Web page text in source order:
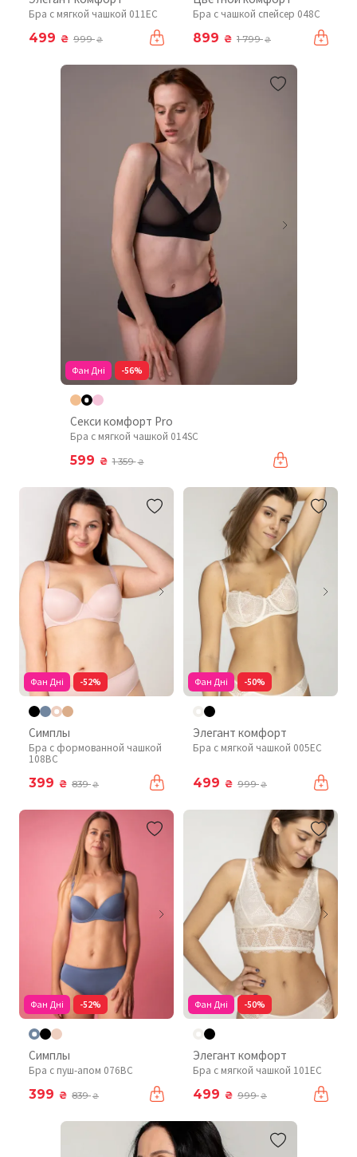
Бра с мягкой чашкой 011EC
499 ₴ 999₴
Бра с чашкой спейсер 048С
899 ₴ 1 799₴
Фан Дні -56%
Секси комфорт Pro
Бра с мягкой чашкой 014SC
599 ₴ 1 359₴
Фан Дні -52%
Симплы
Бра с формованной чашкой
108BC
399 ₴ 839₴
Фан Дні -50%
Элегант комфорт
Бра с мягкой чашкой 005EC
499 ₴ 999₴
Фан Дні -52%
Симплы
Бра с пуш-апом 076BC
399 ₴ 839₴
Фан Дні -50%
Элегант комфорт
Бра с мягкой чашкой 101EC
499 ₴ 999₴